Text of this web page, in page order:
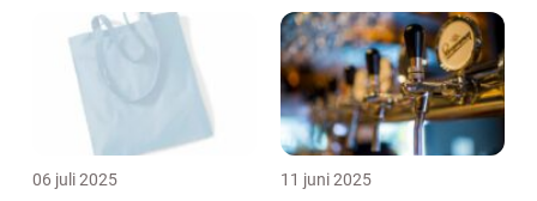
06 juli 2025 11 juni 2025